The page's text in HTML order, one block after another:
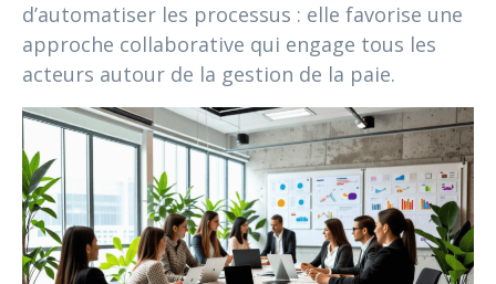
d’automatiser les processus : elle favorise une
approche collaborative qui engage tous les
acteurs autour de la gestion de la paie.